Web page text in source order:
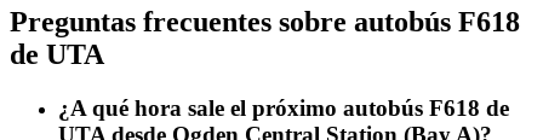
Preguntas frecuentes sobre autobús F618
de UTA
¿A qué hora sale el próximo autobús F618 de
UTA desde Ogden Central Station (Bay A)?